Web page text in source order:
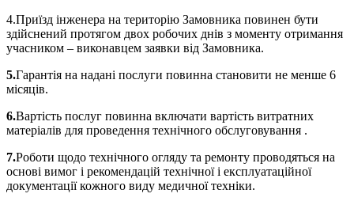
4.Приїзд інженера на територію Замовника повинен бути
здійснений протягом двох робочих днів з моменту отримання
учасником – виконавцем заявки від Замовника.
5.Гарантія на надані послуги повинна становити не менше 6
місяців.
6.Вартість послуг повинна включати вартість витратних
матеріалів для проведення технічного обслуговування .
7.Роботи щодо технічного огляду та ремонту проводяться на
основі вимог і рекомендацій технічної і експлуатаційної
документації кожного виду медичної техніки.